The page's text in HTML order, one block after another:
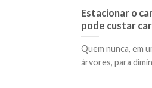
Estacionar o
pode custar
Quem nunca, em
árvores, para